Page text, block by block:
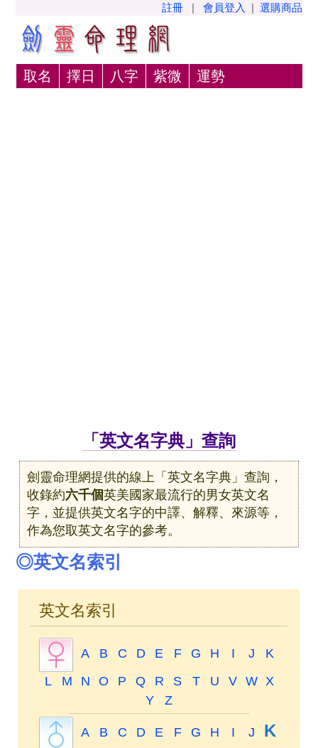
註冊 | 會員登入 | 選購商品
取名 擇日 八字 紫微 運勢
「英文名字典」查詢
劍靈命理網提供的線上「英文名字典」查詢，
收錄約六千個英美國家最流行的男女英文名
字，並提供英文名字的中譯、解釋、來源等，
作為您取英文名字的參考。
◎英文名索引
英文名索引
A B C D E F G H I J
K
L
M N O P Q R S T U V W X
Y
Z
A B C D E F G H I J K